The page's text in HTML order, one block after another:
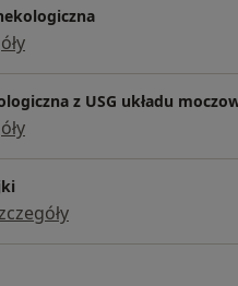
z USG układu